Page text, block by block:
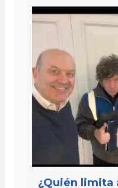
¿Quién limita